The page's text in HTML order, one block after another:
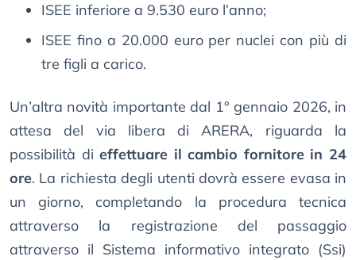
ISEE inferiore a 9.530 euro l’anno;
ISEE fino a 20.000 euro per nuclei con più di
tre figli a carico.
Un’altra novità importante dal 1° gennaio 2026, in
attesa del via libera di ARERA, riguarda la
possibilità dieffettuare il cambio fornitore in 24
ore. La richiesta degli utenti dovrà essere evasa in
un giorno, completando la procedura tecnica
attraverso la registrazione del passaggio
attraverso il Sistema informativo integrato (Ssi)